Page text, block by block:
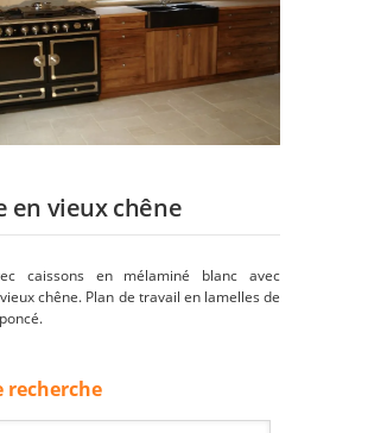
en vieux chêne
caissons en mélaminé blanc avec
chêne. Plan de travail en lamelles de
recherche